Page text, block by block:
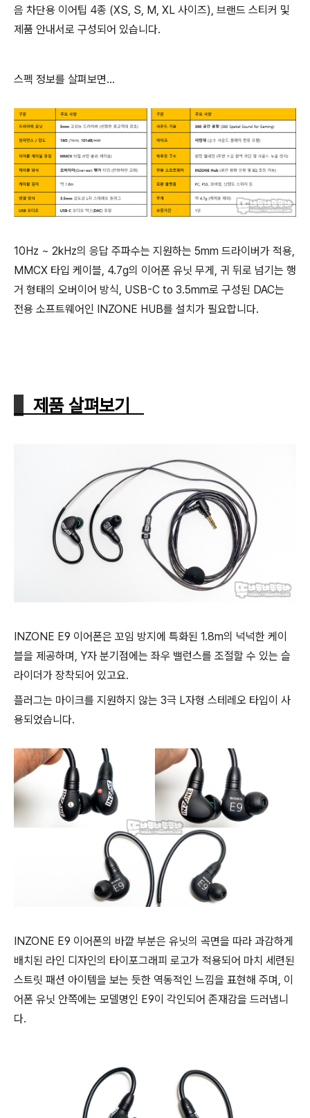
음 차단용 이어팁 4종 (XS, S, M, XL 사이즈), 브랜드 스티커 및
제품 안내서로 구성되어 있습니다.
스펙 정보를 살펴보면...
10Hz ~ 2kHz의 응답 주파수는 지원하는 5mm 드라이버가 적용,
MMCX 타입 케이블, 4.7g의 이어폰 유닛 무게, 귀 뒤로 넘기는 행
거 형태의 오버이어 방식, USB-C to 3.5mm로 구성된 DAC는
전용 소프트웨어인 INZONE HUB를 설치가 필요합니다.
제품 살펴보기
INZONE E9 이어폰은 꼬임 방지에 특화된 1.8m의 넉넉한 케이
블을 제공하며, Y자 분기점에는 좌우 밸런스를 조절할 수 있는 슬
라이더가 장착되어 있고요.
플러그는 마이크를 지원하지 않는 3극 L자형 스테레오 타입이 사
용되었습니다.
INZONE E9 이어폰의 바깥 부분은 유닛의 곡면을 따라 과감하게
배치된 라인 디자인의 타이포그래피 로고가 적용되어 마치 세련된
스트릿 패션 아이템을 보는 듯한 역동적인 느낌을 표현해 주며, 이
어폰 유닛 안쪽에는 모델명인 E9이 각인되어 존재감을 드러냅니
다.